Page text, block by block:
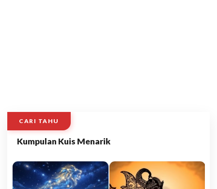
CARI TAHU
Kumpulan Kuis Menarik